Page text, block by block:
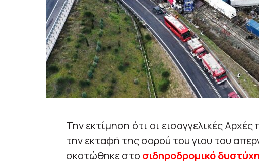
Την εκτίμηση ότι οι εισαγγελικές
την εκταφή της σορού του γιου του
σκοτώθηκε στο σιδηροδρομικό